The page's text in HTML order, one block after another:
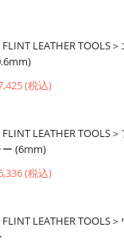
FLINT LEATHER TOOLS
(税込)
FLINT LEATHER TOOLS
ー (6mm)
(税込)
FLINT LEATHER TOOLS